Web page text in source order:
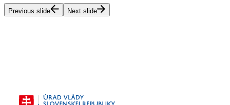
Previous slide Next slide